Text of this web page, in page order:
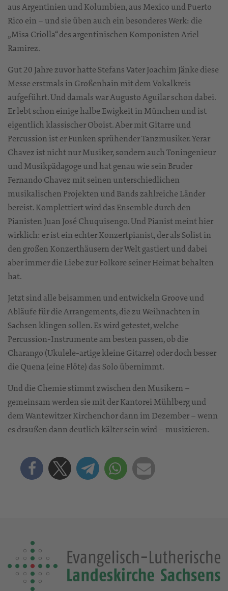
aus Argentinien und Kolumbien, aus Mexico und Puerto
Rico ein – und sie üben auch ein besonderes Werk: die
„Misa Criolla“ des argentinischen Komponisten Ariel
Ramirez.
Gut 20 Jahre zuvor hatte Stefans Vater Joachim Jänke diese
Messe erstmals in Großenhain mit dem Vokalkreis
aufgeführt. Und damals war Augusto Aguilar schon dabei.
Er lebt schon einige halbe Ewigkeit in München und ist
eigentlich klassischer Oboist. Aber mit Gitarre und
Percussion ist er Funken sprühender Tanzmusiker. Yerar
Chavez ist nicht nur Musiker, sondern auch Toningenieur
und Musikpädagoge und hat genau wie sein Bruder
Fernando Chavez mit seinen unterschiedlichen
musikalischen Projekten und Bands zahlreiche Länder
bereist. Komplettiert wird das Ensemble durch den
Pianisten Juan José Chuquisengo. Und Pianist meint hier
wirklich: er ist ein echter Konzertpianist, der als Solist in
den großen Konzerthäusern der Welt gastiert und dabei
aber immer die Liebe zur Folkore seiner Heimat behalten
hat.
Jetzt sind alle beisammen und entwickeln Groove und
Abläufe für die Arrangements, die zu Weihnachten in
Sachsen klingen sollen. Es wird getestet, welche
Percussion-Instrumente am besten passen, ob die
Charango (Ukulele-artige kleine Gitarre) oder doch besser
die Quena (eine Flöte) das Solo übernimmt.
Und die Chemie stimmt zwischen den Musikern –
gemeinsam werden sie mit der Kantorei Mühlberg und
dem Wantewitzer Kirchenchor dann im Dezember – wenn
es draußen dann deutlich kälter sein wird – musizieren.